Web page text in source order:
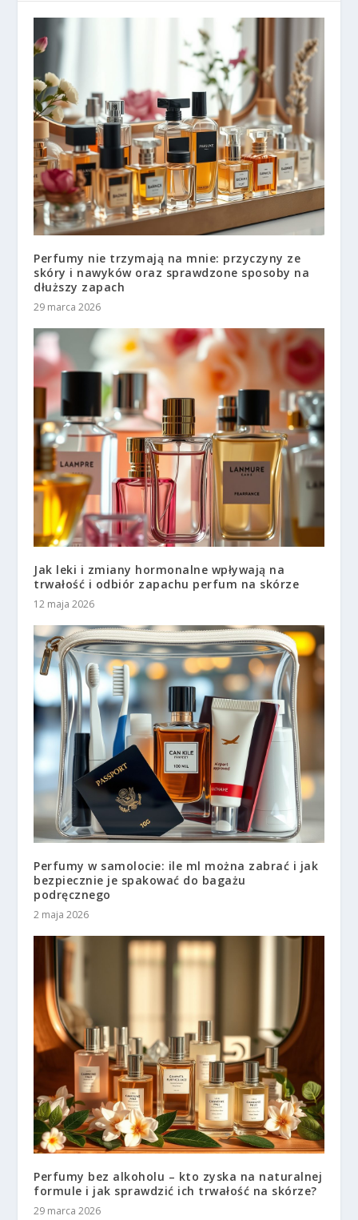
Perfumy nie trzymają na mnie: przyczyny ze
skóry i nawyków oraz sprawdzone sposoby na
dłuższy zapach
29 marca 2026
Jak leki i zmiany hormonalne wpływają na
trwałość i odbiór zapachu perfum na skórze
12 maja 2026
Perfumy w samolocie: ile ml można zabrać i jak
bezpiecznie je spakować do bagażu
podręcznego
2 maja 2026
Perfumy bez alkoholu – kto zyska na naturalnej
formule i jak sprawdzić ich trwałość na skórze?
29 marca 2026